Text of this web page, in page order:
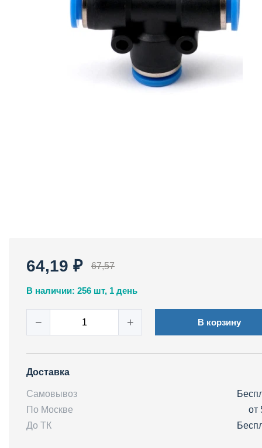
64,19 ₽ 67,57
В наличии: 256 шт, 1 день
− + В корзину
Доставка
Самовывоз
По Москве
от
До ТК